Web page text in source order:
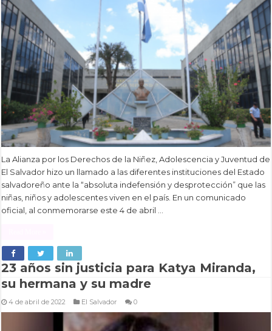
La Alianza por los Derechos de la Niñez, Adolescencia y Juventud de
El Salvador hizo un llamado a las diferentes instituciones del Estado
salvadoreño ante la “absoluta indefensión y desprotección” que las
niñas, niños y adolescentes viven en el país. En un comunicado
oficial, al conmemorarse este 4 de abril …
23 años sin justicia para Katya Miranda,
su hermana y su madre
4 de abril de 2022 El Salvador 0